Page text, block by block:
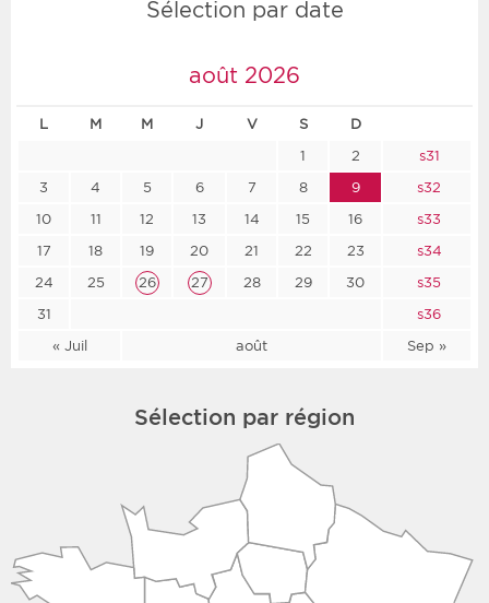
Sélection par date
août 2026
L M M J V S D
« Juil août Sep »
1 2
s31
3
4 5 6 7 8 9
s32
10
11 12 13 14 15 16
s33
17
18 19 20 21 22 23
s34
24
25 26 27 28 29 30
s35
31
s36
Sélection par région